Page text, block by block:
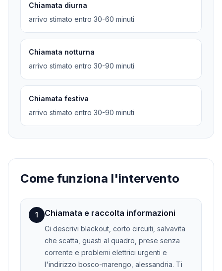
Chiamata diurna
arrivo stimato entro 30-60 minuti
Chiamata notturna
arrivo stimato entro 30-90 minuti
Chiamata festiva
arrivo stimato entro 30-90 minuti
Come funziona l'intervento
1 Chiamata e raccolta informazioni
Ci descrivi blackout, corto circuiti, salvavita
che scatta, guasti al quadro, prese senza
corrente e problemi elettrici urgenti e
l'indirizzo bosco-marengo, alessandria. Ti